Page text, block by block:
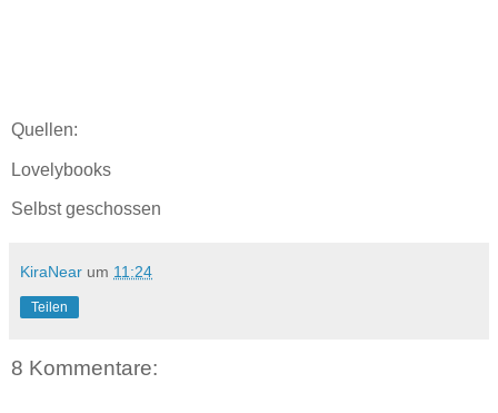
Quellen:
Lovelybooks
Selbst geschossen
KiraNear um 11:24
Teilen
8 Kommentare: